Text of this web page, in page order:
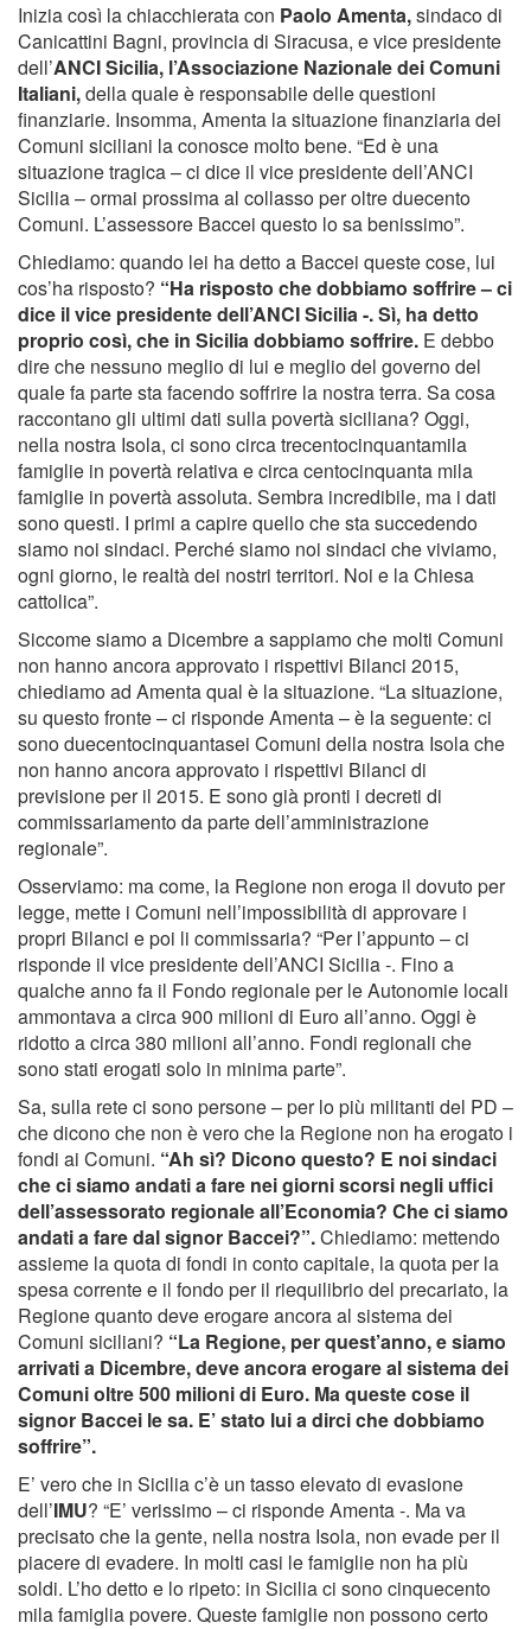
Inizia così la chiacchierata con Paolo Amenta,sindaco di
Canicattini Bagni, provincia di Siracusa, e vice presidente
dell’ANCI Sicilia, l’Associazione Nazionale dei Comuni
Italiani,della quale è responsabile delle questioni
finanziarie. Insomma, Amenta la situazione finanziaria dei
Comuni siciliani la conosce molto bene. “Ed è una
situazione tragica – ci dice il vice presidente dell’ANCI
Sicilia – ormai prossima al collasso per oltre duecento
Comuni. L’assessore Baccei questo lo sa benissimo”.
Chiediamo: quando lei ha detto a Baccei queste cose, lui
cos’ha risposto? “Ha risposto che dobbiamo soffrire – ci
dice il vice presidente dell’ANCI Sicilia -. Sì, ha detto
proprio così, che in Sicilia dobbiamo soffrire. E debbo
dire che nessuno meglio di lui e meglio del governo del
quale fa parte sta facendo soffrire la nostra terra. Sa cosa
raccontano gli ultimi dati sulla povertà siciliana? Oggi,
nella nostra Isola, ci sono circa trecentocinquantamila
famiglie in povertà relativa e circa centocinquanta mila
famiglie in povertà assoluta. Sembra incredibile, ma i dati
sono questi. I primi a capire quello che sta succedendo
siamo noi sindaci. Perché siamo noi sindaci che viviamo,
ogni giorno, le realtà dei nostri territori. Noi e la Chiesa
cattolica”.
Siccome siamo a Dicembre a sappiamo che molti Comuni
non hanno ancora approvato i rispettivi Bilanci 2015,
chiediamo ad Amenta qual è la situazione. “La situazione,
su questo fronte – ci risponde Amenta – è la seguente: ci
sono duecentocinquantasei Comuni della nostra Isola che
non hanno ancora approvato i rispettivi Bilanci di
previsione per il 2015. E sono già pronti i decreti di
commissariamento da parte dell’amministrazione
regionale”.
Osserviamo: ma come, la Regione non eroga il dovuto per
legge, mette i Comuni nell’impossibilità di approvare i
propri Bilanci e poi li commissaria? “Per l’appunto – ci
risponde il vice presidente dell’ANCI Sicilia -. Fino a
qualche anno fa il Fondo regionale per le Autonomie locali
ammontava a circa 900 milioni di Euro all’anno. Oggi è
ridotto a circa 380 milioni all’anno. Fondi regionali che
sono stati erogati solo in minima parte”.
Sa, sulla rete ci sono persone – per lo più militanti del PD –
che dicono che non è vero che la Regione non ha erogato i
fondi ai Comuni. “Ah sì? Dicono questo? E noi sindaci
che ci siamo andati a fare nei giorni scorsi negli uffici
dell’assessorato regionale all’Economia? Che ci siamo
andati a fare dal signor Baccei?”.Chiediamo: mettendo
assieme la quota di fondi in conto capitale, la quota per la
spesa corrente e il fondo per il riequilibrio del precariato, la
Regione quanto deve erogare ancora al sistema dei
Comuni siciliani? “La Regione, per quest’anno, e siamo
arrivati a Dicembre, deve ancora erogare al sistema dei
Comuni oltre 500 milioni di Euro. Ma queste cose il
signor Baccei le sa. E’ stato lui a dirci che dobbiamo
soffrire”.
E’ vero che in Sicilia c’è un tasso elevato di evasione
dell’IMU? “E’ verissimo – ci risponde Amenta -. Ma va
precisato che la gente, nella nostra Isola, non evade per il
piacere di evadere. In molti casi le famiglie non ha più
soldi. L’ho detto e lo ripeto: in Sicilia ci sono cinquecento
mila famiglia povere. Queste famiglie non possono certo